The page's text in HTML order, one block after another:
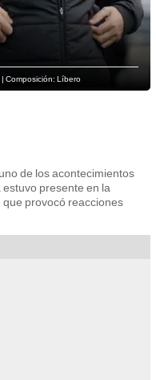
Composición: Líbero
de los acontecimientos
presente en la
provocó reacciones